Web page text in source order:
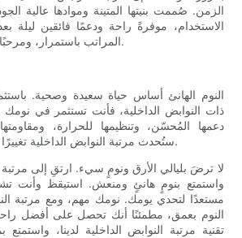
الزمن. صُممت بنيتها المتينة وموادها عالية
الاستخدام، موفرةً راحة ودعمًا فائقين ليلة
المراتب باستمرار، ومرحبًا بحل نوم موثوق ودائم.
النوم الهانئ أساس حياة سعيدة وصحية.
ذات النوابض الداخلية، فأنت تستثمر في
دعمها المُحسّن، وتنظيمها للحرارة،
ستُحدث مرتبة النوابض الداخلية تغييرًا جذريًا في تجربة نومك.
لا ترضَ بليالي الأرق ونومٍ سيء. ارتقِ إلى مرتبة
واستمتع بنومٍ هانئٍ ومنعش. استيقظ وأنت
مستعدًا لتحدي يومك. نومك مهم، ومع مرتبة
النوم بعمق، مطمئنًا أنك تحصل على أفضل
تقنية مرتبة النوابض الداخلية لدينا،